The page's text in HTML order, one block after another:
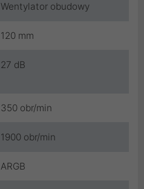
Wentylator obudowy
120 mm
27 dB
350 obr/min
1900 obr/min
ARGB